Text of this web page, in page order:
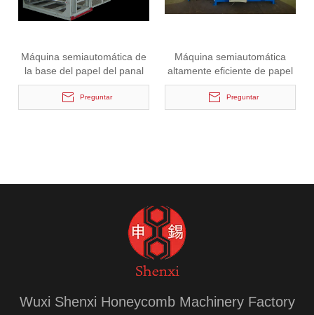
Máquina semiautomática de
la base del papel del panal
de la venta caliente
Preguntar
Máquina semiautomática
altamente eficiente de papel
de nido de abeja
Preguntar
Wuxi Shenxi Honeycomb Machinery Factory